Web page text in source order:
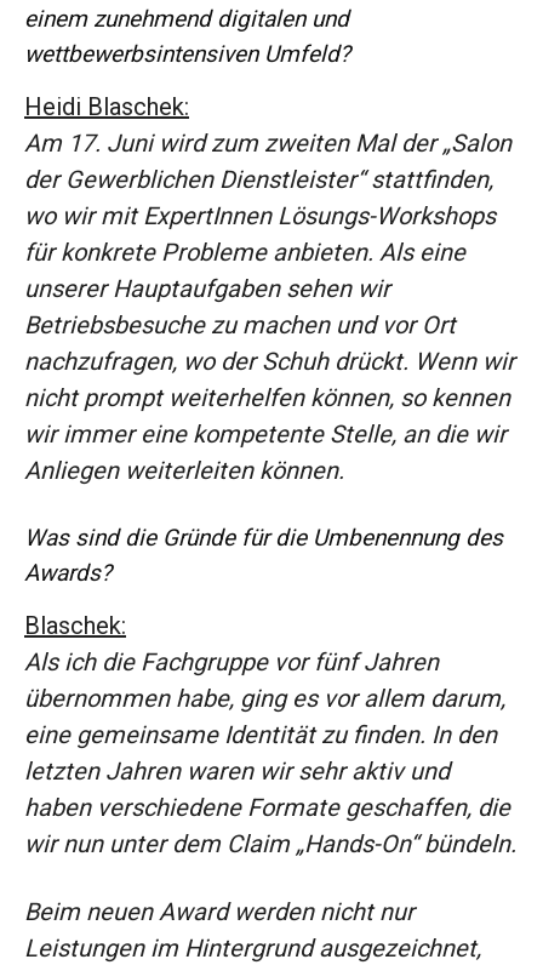
einem zunehmend digitalen und
wettbewerbsintensiven Umfeld?
Heidi Blaschek:
Am 17. Juni wird zum zweiten Mal der „Salon
der Gewerblichen Dienstleister“ stattfinden,
wo wir mit ExpertInnen Lösungs-Workshops
für konkrete Probleme anbieten. Als eine
unserer Hauptaufgaben sehen wir
Betriebsbesuche zu machen und vor Ort
nachzufragen, wo der Schuh drückt. Wenn wir
nicht prompt weiterhelfen können, so kennen
wir immer eine kompetente Stelle, an die wir
Anliegen weiterleiten können.
Was sind die Gründe für die Umbenennung des
Awards?
Blaschek:
Als ich die Fachgruppe vor fünf Jahren
übernommen habe, ging es vor allem darum,
eine gemeinsame Identität zu finden. In den
letzten Jahren waren wir sehr aktiv und
haben verschiedene Formate geschaffen, die
wir nun unter dem Claim „Hands-On“ bündeln.
Beim neuen Award werden nicht nur
Leistungen im Hintergrund ausgezeichnet,